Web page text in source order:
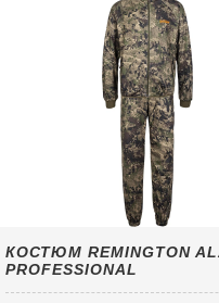
КОСТЮМ REMINGTON
PROFESSIONAL